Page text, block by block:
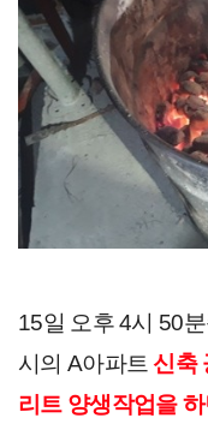
15일 오후 4시 50
시의 A아파트 신축
리트 양생작업을